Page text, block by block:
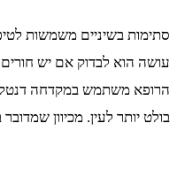
סתימות בשיניים משמשות
עושה הוא לבדוק אם יש
הרופא משתמש במקדחה
בולט יותר לעין. מכיוון